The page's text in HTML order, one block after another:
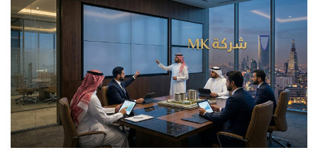
تحقق
مؤسسة
تطوير
عقاري
نتائج
حقيقية
من
التسويق